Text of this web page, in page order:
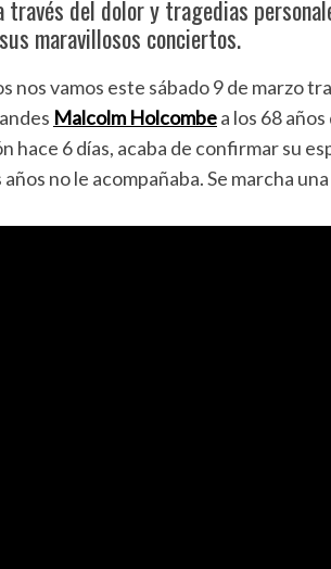
través del dolor y tragedias
maravillosos conciertos.
nos vamos este sábado 9 de marzo
Malcolm Holcombea los 68
hace 6 días, acaba de confirmar su
no le acompañaba. Se marcha